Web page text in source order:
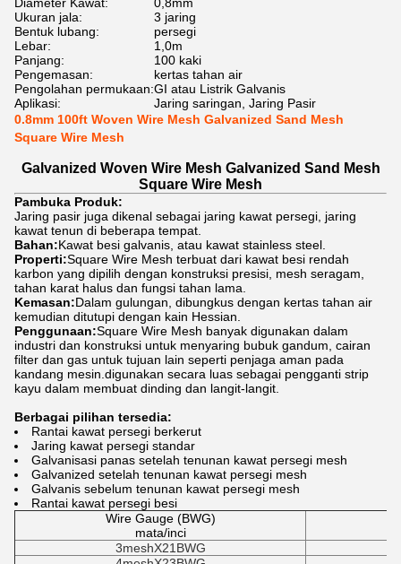
Ukuran jala:
3 jaring
Bentuk lubang:
persegi
Lebar:
1,0m
Panjang:
100 kaki
Pengemasan:
kertas tahan air
Pengolahan permukaan:GI atau Listrik Galvanis
Aplikasi:
Jaring saringan, Jaring Pasir
0.8mm 100ft Woven Wire Mesh Galvanized Sand Mesh
Square Wire Mesh
Galvanized Woven Wire Mesh Galvanized Sand Mesh
Square Wire Mesh
Pambuka Produk:
Jaring pasir juga dikenal sebagai jaring kawat persegi, jaring
kawat tenun di beberapa tempat.
Bahan:Kawat besi galvanis, atau kawat stainless steel.
Properti:Square Wire Mesh terbuat dari kawat besi rendah
karbon yang dipilih dengan konstruksi presisi, mesh seragam,
tahan karat halus dan fungsi tahan lama.
Kemasan:Dalam gulungan, dibungkus dengan kertas tahan air
kemudian ditutupi dengan kain Hessian.
Penggunaan:Square Wire Mesh banyak digunakan dalam
industri dan konstruksi untuk menyaring bubuk gandum, cairan
filter dan gas untuk tujuan lain seperti penjaga aman pada
kandang mesin.digunakan secara luas sebagai pengganti strip
kayu dalam membuat dinding dan langit-langit.
Berbagai pilihan tersedia:
Rantai kawat persegi berkerut
Jaring kawat persegi standar
Galvanisasi panas setelah tenunan kawat persegi mesh
Galvanized setelah tenunan kawat persegi mesh
Galvanis sebelum tenunan kawat persegi mesh
Rantai kawat persegi besi
Wire Gauge (BWG)
mata/inci
3meshX21BWG